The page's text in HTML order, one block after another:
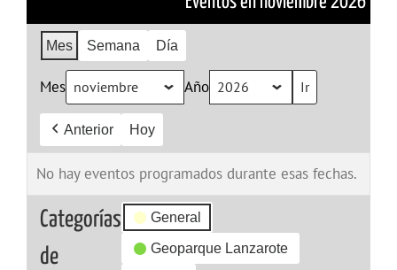
Mes Semana Día
Mes Año
Anterior Hoy
No hay eventos programados durante esas fechas.
Categorías
de
General
Geoparque Lanzarote